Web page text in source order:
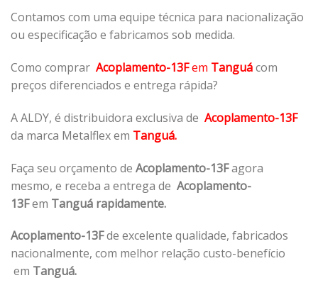
Contamos com uma equipe técnica para nacionalização
ou especificação e fabricamos sob medida.
Como comprar Acoplamento-13Fem Tanguácom
preços diferenciados e entrega rápida?
A ALDY, é distribuidora exclusiva de Acoplamento-13F
da marca Metalflex em Tanguá.
Faça seu orçamento de Acoplamento-13Fagora
mesmo, e receba a entrega de Acoplamento-
13Fem Tanguá rapidamente.
Acoplamento-13Fde excelente qualidade, fabricados
nacionalmente, com melhor relação custo-benefício
em Tanguá.